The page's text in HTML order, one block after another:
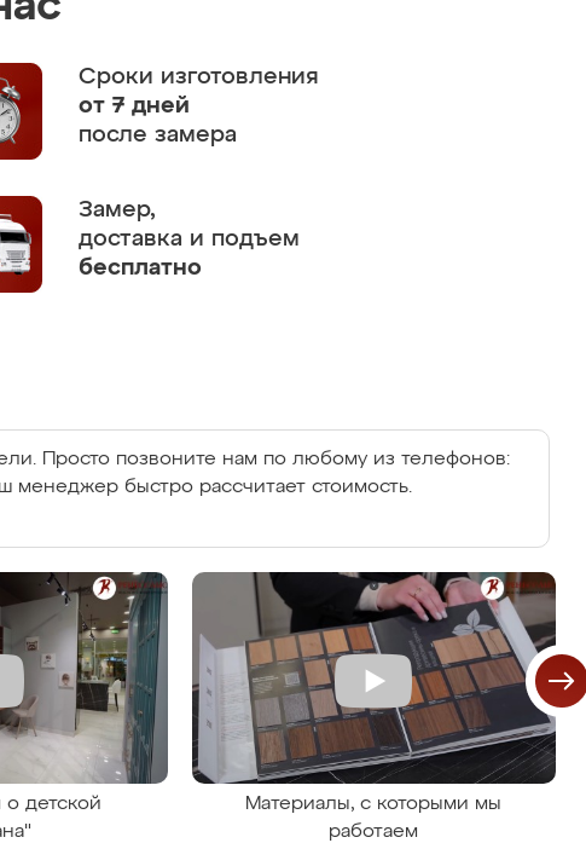
Сроки изготовления
от 7 дней
после замера
Замер,
доставка и подъем
бесплатно
Просто позвоните нам по любому из телефонов:
менеджер быстро рассчитает стоимость.
о детской
Материалы, с которыми мы
работаем